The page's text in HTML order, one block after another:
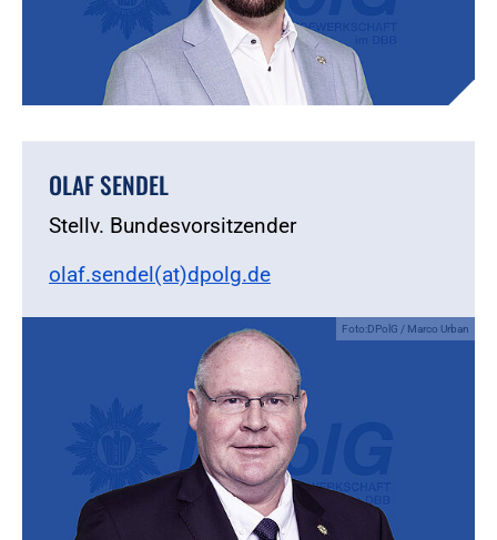
OLAF SENDEL
Stellv. Bundesvorsitzender
olaf.sendel(at)dpolg.de
Foto:DPolG / Marco Urban